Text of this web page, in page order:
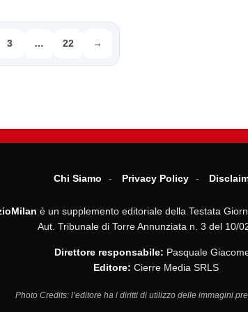
3 … 22 →
Chi Siamo Privacy Policy
è un supplemento editoriale della Testata
Aut. Tribunale di Torre Annunziata n. 3 del 10/
Direttore responsabile: Pasquale
Editore: Cierre Media SRLS
Photo Credits: l’editore ha i diritti di utilizzo delle immagini